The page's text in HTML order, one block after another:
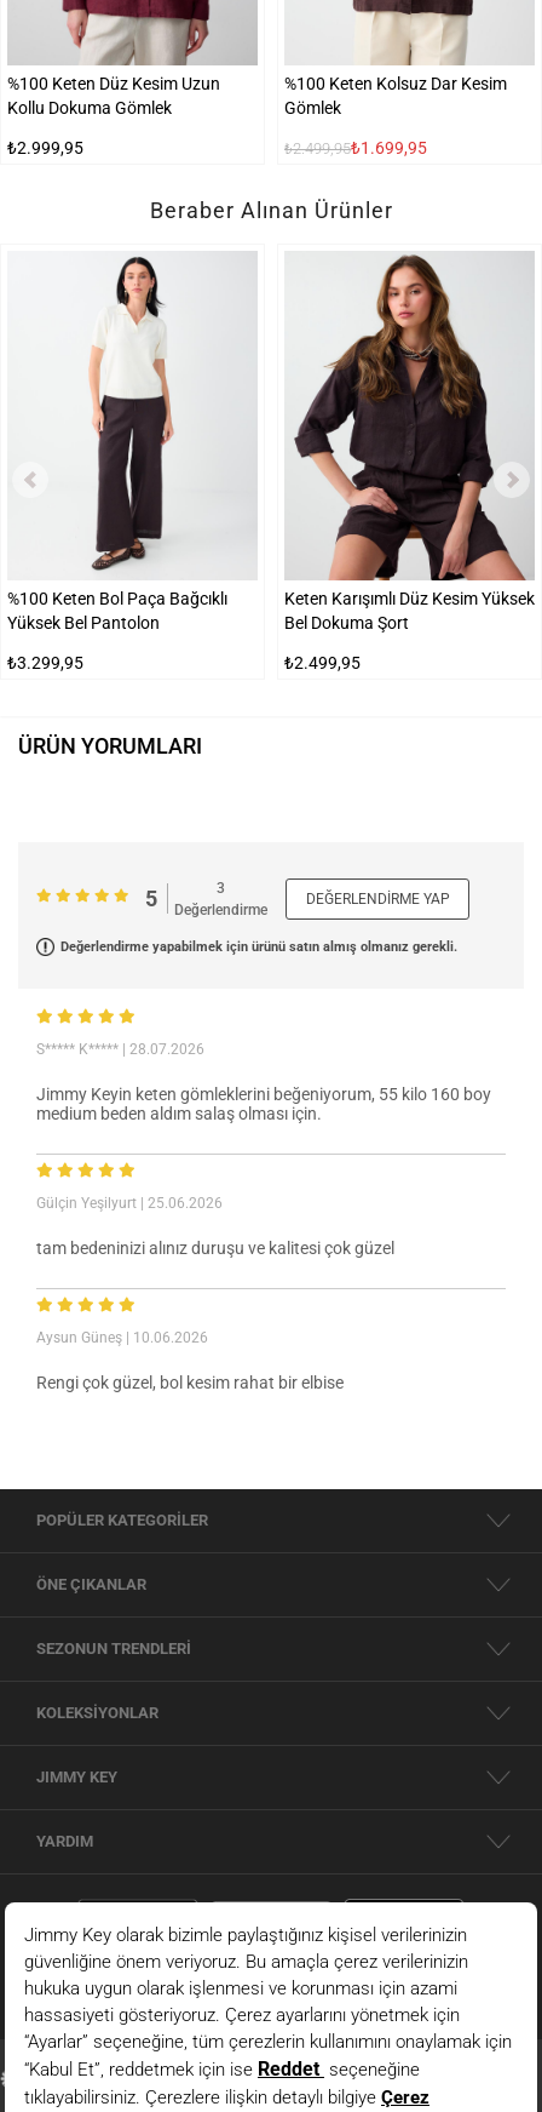
%100 Keten Düz Kesim Uzun
Kollu Dokuma Gömlek
₺2.999,95
%100 Keten Kolsuz Dar Kesim
Gömlek
₺2.499,95₺1.699,95
Beraber Alınan Ürünler
%100 Keten Bol Paça Bağcıklı
Yüksek Bel Pantolon
₺3.299,95
Keten Karışımlı Düz Kesim Yüksek
Bel Dokuma Şort
₺2.499,95
ÜRÜN YORUMLARI
5
3
Değerlendirme
DEĞERLENDIRME YAP
Değerlendirme yapabilmek için ürünü satın almış olmanız gerekli.
S***** K***** | 28.07.2026
Jimmy Keyin keten gömleklerini beğeniyorum, 55 kilo 160 boy
medium beden aldım salaş olması için.
Gülçin Yeşilyurt | 25.06.2026
tam bedeninizi alınız duruşu ve kalitesi çok güzel
Aysun Güneş | 10.06.2026
Rengi çok güzel, bol kesim rahat bir elbise
POPÜLER KATEGORİLER
ÖNE ÇIKANLAR
SEZONUN TRENDLERİ
KOLEKSİYONLAR
JIMMY KEY
YARDIM